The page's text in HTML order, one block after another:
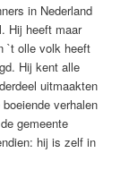
in Nederland
Hij heeft maar
`t olle volk heeft
Hij kent alle
uitmaakten
verhalen
gemeente
hij is zelf in